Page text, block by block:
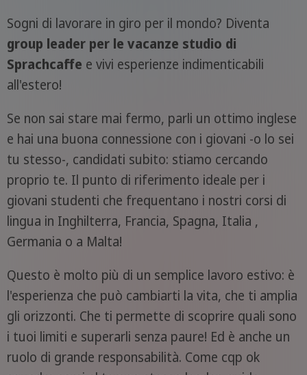
Sogni di lavorare in giro per il mondo? Diventa
group leader per le vacanze studio di
Sprachcaffe e vivi esperienze indimenticabili
all'estero!
Se non sai stare mai fermo, parli un ottimo inglese
e hai una buona connessione con i giovani -o lo sei
tu stesso-, candidati subito: stiamo cercando
proprio te. Il punto di riferimento ideale per i
giovani studenti che frequentano i nostri corsi di
lingua in Inghilterra, Francia, Spagna, Italia ,
Germania o a Malta!
Questo è molto più di un semplice lavoro estivo: è
l'esperienza che può cambiarti la vita, che ti amplia
gli orizzonti. Che ti permette di scoprire quali sono
i tuoi limiti e superarli senza paure! Ed è anche un
ruolo di grande responsabilità. Come cqp ok